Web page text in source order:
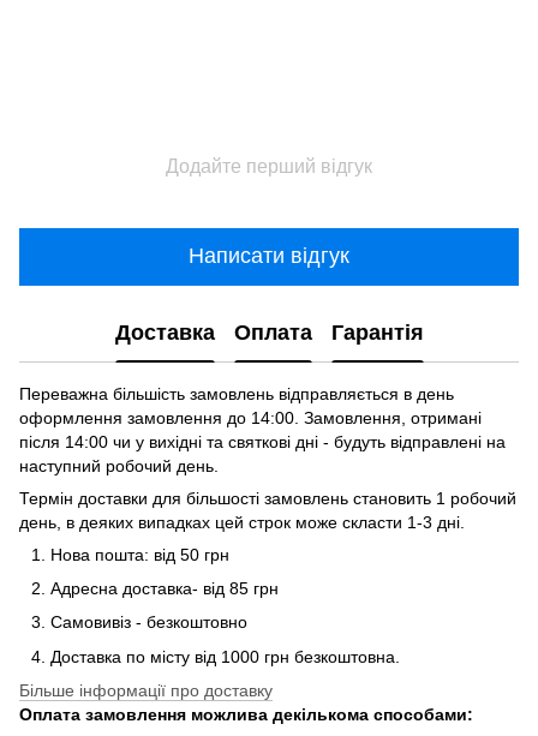
Додайте перший відгук
Написати відгук
Доставка Оплата Гарантія
Переважна більшість замовлень відправляється в день
оформлення замовлення до 14:00. Замовлення, отримані
після 14:00 чи у вихідні та святкові дні - будуть відправлені на
наступний робочий день.
Термін доставки для більшості замовлень становить 1 робочий
день, в деяких випадках цей строк може скласти 1-3 дні.
Нова пошта: від 50 грн
Адресна доставка- від 85 грн
Самовивіз - безкоштовно
Доставка по місту від 1000 грн безкоштовна.
Більше інформації про доставку
Оплата замовлення можлива декількома способами: